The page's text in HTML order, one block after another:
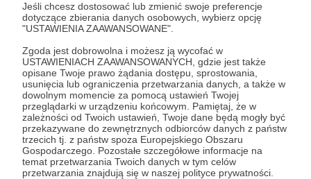
Jeśli chcesz dostosować lub zmienić swoje preferencje
dotyczące zbierania danych osobowych, wybierz opcję
"USTAWIENIA ZAAWANSOWANE".
Zgoda jest dobrowolna i możesz ją wycofać w
USTAWIENIACH ZAAWANSOWANYCH, gdzie jest także
opisane Twoje prawo żądania dostępu, sprostowania,
usunięcia lub ograniczenia przetwarzania danych, a także w
dowolnym momencie za pomocą ustawień Twojej
przeglądarki w urządzeniu końcowym. Pamiętaj, że w
zależności od Twoich ustawień, Twoje dane będą mogły być
przekazywane do zewnętrznych odbiorców danych z państw
trzecich tj. z państw spoza Europejskiego Obszaru
Gospodarczego. Pozostałe szczegółowe informacje na
temat przetwarzania Twoich danych w tym celów
przetwarzania znajdują się w naszej polityce prywatności.
* Zapoznałem się i akceptujęRegulaminserwisu oraz
* Wyrażam zgodę na przetwarzanie moich danych
osobowych podanych w formularzu rejestracyjnym w celu
prawidłowego świadczenia usług serwisu Patronite.
Wyrażam zgodę na otrzymywanie drogą elektroniczną
informacji handlowych - newslettera. Opcja ta może zostać
zmieniona w ustawieniach konta.